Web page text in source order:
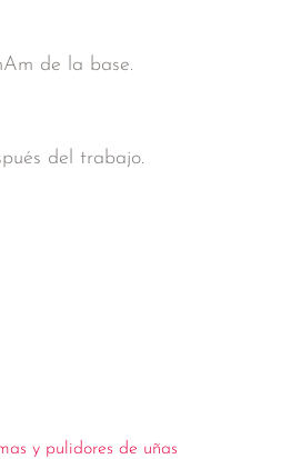
de la base.
del trabajo.
y pulidores de uñas